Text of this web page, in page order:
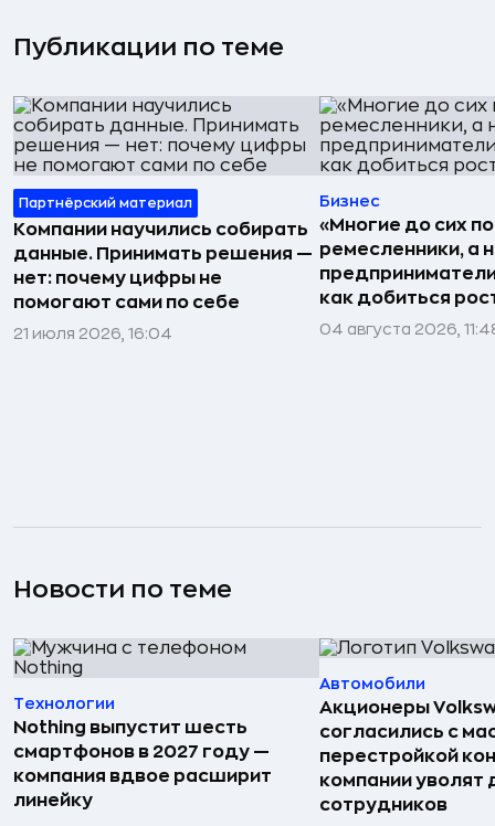
Публикации по теме
Партнёрский материал
Компании научились собирать
данные. Принимать решения —
нет: почему цифры не
помогают сами по себе
21 июля 2026, 16:04
Бизнес
«Многие до сих
ремесленники, а
как добиться
04 августа 2026,
Новости по теме
Технологии
Nothing выпустит шесть
смартфонов в 2027 году —
компания вдвое расширит
линейку
Автомобили
Акционеры
согласились с
перестройкой
компании уволят
сотрудников